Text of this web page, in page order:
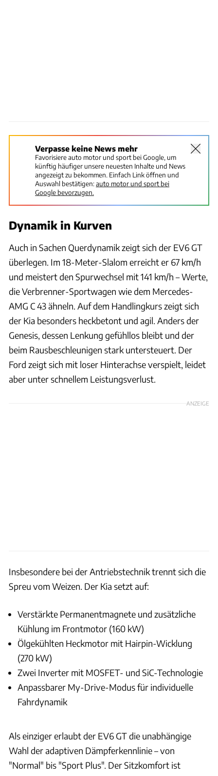
Verpasse keine News mehr
Favorisiere auto motor und sport bei Google, um
künftig häufiger unsere neuesten Inhalte und News
angezeigt zu bekommen. Einfach Link öffnen und
Auswahl bestätigen:auto motor und sport bei
Google bevorzugen.
Dynamik in Kurven
Auch in Sachen Querdynamik zeigt sich der EV6 GT
überlegen. Im 18-Meter-Slalom erreicht er 67 km/h
und meistert den Spurwechsel mit 141 km/h – Werte,
die Verbrenner-Sportwagen wie dem Mercedes-
AMG C 43 ähneln. Auf dem Handlingkurs zeigt sich
der Kia besonders heckbetont und agil. Anders der
Genesis, dessen Lenkung gefühllos bleibt und der
beim Rausbeschleunigen stark untersteuert. Der
Ford zeigt sich mit loser Hinterachse verspielt, leidet
aber unter schnellem Leistungsverlust.
ANZEIGE
Insbesondere bei der Antriebstechnik trennt sich die
Spreu vom Weizen. Der Kia setzt auf:
Verstärkte Permanentmagnete und zusätzliche
Kühlung im Frontmotor (160 kW)
Ölgekühlten Heckmotor mit Hairpin-Wicklung
(270 kW)
Zwei Inverter mit MOSFET- und SiC-Technologie
Anpassbarer My-Drive-Modus für individuelle
Fahrdynamik
Als einziger erlaubt der EV6 GT die unabhängige
Wahl der adaptiven Dämpferkennlinie – von
"Normal" bis "Sport Plus". Der Sitzkomfort ist